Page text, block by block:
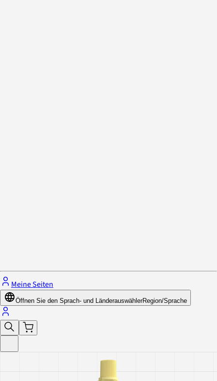
Meine Seiten
Öffnen Sie den Sprach- und LänderauswählerRegion/Sprache